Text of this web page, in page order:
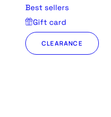
Best sellers
Gift card
CLEARANCE